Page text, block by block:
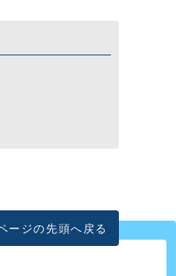
ージの先頭へ戻る